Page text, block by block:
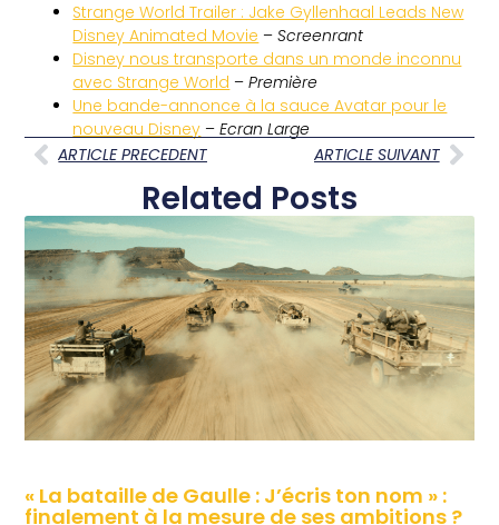
Strange World Trailer : Jake Gyllenhaal Leads New
Disney Animated Movie –Screenrant
Disney nous transporte dans un monde inconnu
avec Strange World –Première
Une bande-annonce à la sauce Avatar pour le
nouveau Disney –Ecran Large
ARTICLE PRECEDENT
ARTICLE SUIVANT
Related Posts
« La bataille de Gaulle : J’écris ton nom » :
finalement à la mesure de ses ambitions ?